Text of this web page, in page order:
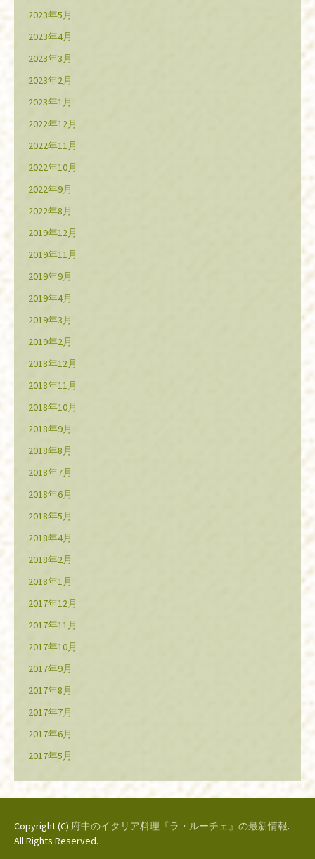
2023年5月
2023年4月
2023年3月
2023年2月
2023年1月
2022年12月
2022年11月
2022年10月
2022年9月
2022年8月
2019年12月
2019年11月
2019年9月
2019年4月
2019年3月
2019年2月
2018年12月
2018年11月
2018年10月
2018年9月
2018年8月
2018年7月
2018年6月
2018年5月
2018年4月
2018年2月
2018年1月
2017年12月
2017年11月
2017年10月
2017年9月
2017年8月
2017年7月
2017年6月
2017年5月
Copyright (C) 府中のイタリア料理『ラ・ルーチェ』の最新情報.
All Rights Reserved.